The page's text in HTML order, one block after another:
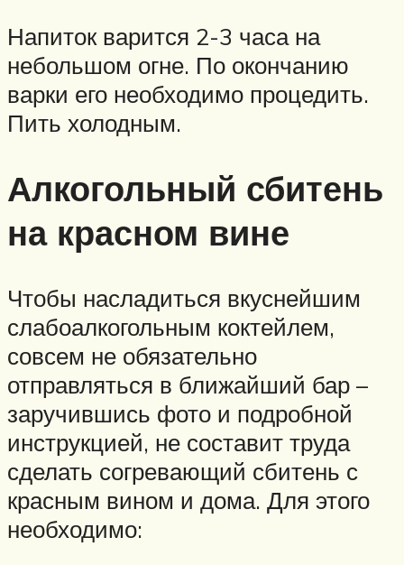
Напиток варится 2-3 часа на
небольшом огне. По окончанию
варки его необходимо процедить.
Пить холодным.
Алкогольный сбитень
на красном вине
Чтобы насладиться вкуснейшим
слабоалкогольным коктейлем,
совсем не обязательно
отправляться в ближайший бар –
заручившись фото и подробной
инструкцией, не составит труда
сделать согревающий сбитень с
красным вином и дома. Для этого
необходимо: